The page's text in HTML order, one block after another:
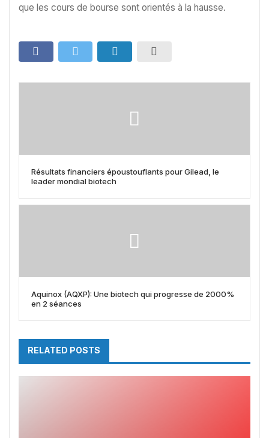
que les cours de bourse sont orientés à la hausse.
Résultats financiers époustouflants pour Gilead, le
leader mondial biotech
Aquinox (AQXP): Une biotech qui progresse de 2000%
en 2 séances
RELATED POSTS